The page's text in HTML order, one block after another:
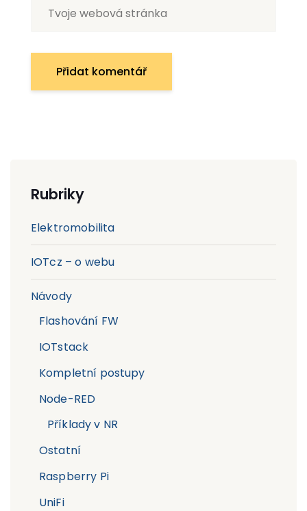
Rubriky
Elektromobilita
IOTcz – o webu
Návody
Flashování FW
IOTstack
Kompletní postupy
Node-RED
Příklady v NR
Ostatní
Raspberry Pi
UniFi